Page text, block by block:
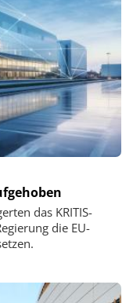
das KRITIS-
die EU-